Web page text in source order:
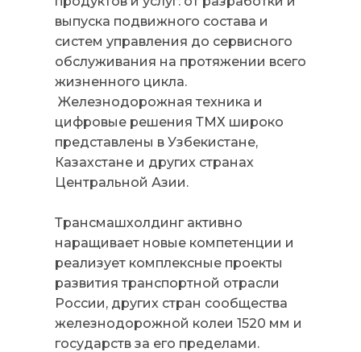
выпуска подвижного состава и
систем управления до сервисного
обслуживания на протяжении всего
жизненного цикла.
Железнодорожная техника и
цифровые решения ТМХ широко
представлены в Узбекистане,
Казахстане и других странах
Центральной Азии.
Трансмашхолдинг активно
наращивает новые компетенции и
реализует комплексные проекты
развития транспортной отрасли
России, других стран сообщества
железнодорожной колеи 1520 мм и
государств за его пределами.